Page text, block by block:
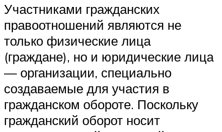
Участниками гражданских
правоотношений являются не
только физические лица
(граждане), но и юридические лица
— организации, специально
создаваемые для участия в
гражданском обороте. Поскольку
гражданский оборот носит